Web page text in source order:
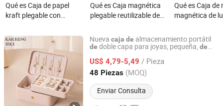
Qué es Caja de papel
kraft plegable con
caja de regalo plegable
Qué es Caja magnética
plegable reutilizable de
personalizada para
regalos
Qué es Caja de
magnética de
empresas
Nueva caja de almacenamiento portátil
de doble capa para joyas, pequeña, de
con botón
US$ 4,79-5,49 / Pieza
48 Piezas (MOQ)
Enviar Consulta
Shantou Kaicheng Craft Co., Ltd.
Guangdong, China Desde 2025